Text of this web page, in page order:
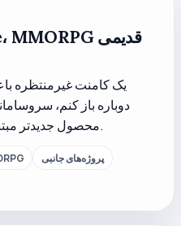
یک کامنت غیرمنتظره
دوباره باز کنم،
محصول جدیدتر مبتنی بر هوش مصنوعی تبدیل کنم.
پروژه‌های جانبی